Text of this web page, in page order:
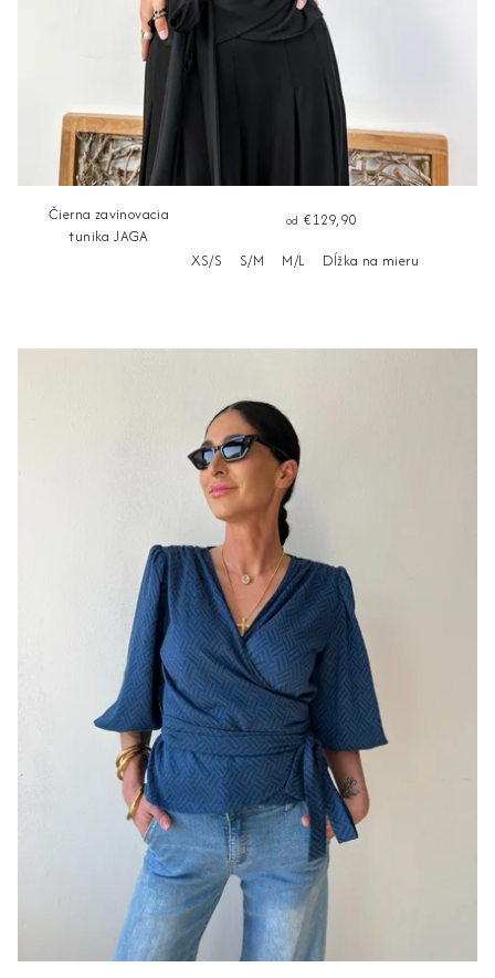
Čierna zavinovacia
tunika JAGA
od €129,90
XS/S
S/M M/L Dĺžka na mieru